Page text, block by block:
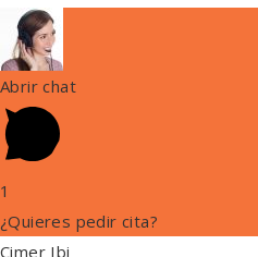
Abrir chat
1
¿Quieres pedir cita?
Cimer Ibi